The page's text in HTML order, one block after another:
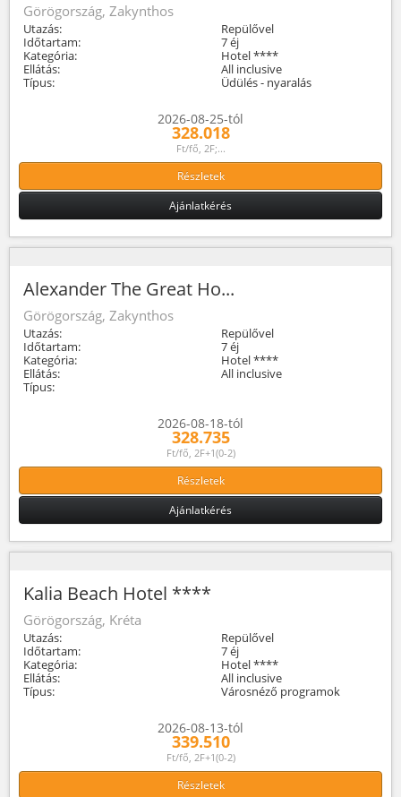
Görögország, Zakynthos
Utazás:
Repülővel
Időtartam:
7 éj
Kategória:
Hotel ****
Ellátás:
All inclusive
Típus:
Üdülés - nyaralás
2026-08-25-tól
328.018
Ft/fő, 2F;...
Részletek
Ajánlatkérés
Alexander The Great Ho...
Görögország, Zakynthos
Utazás:
Repülővel
Időtartam:
7 éj
Kategória:
Hotel ****
Ellátás:
All inclusive
Típus:
2026-08-18-tól
328.735
Ft/fő, 2F+1(0-2)
Részletek
Ajánlatkérés
Kalia Beach Hotel ****
Görögország, Kréta
Utazás:
Repülővel
Időtartam:
7 éj
Kategória:
Hotel ****
Ellátás:
All inclusive
Típus:
Városnéző programok
2026-08-13-tól
339.510
Ft/fő, 2F+1(0-2)
Részletek